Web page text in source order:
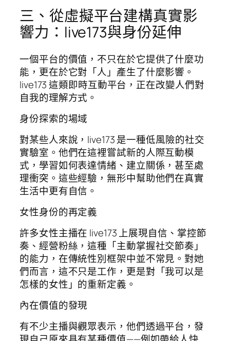
三、從虛擬平台建構真實影
響力：live173與身份延伸
一個平台的價值，不只在於它提供了什麼功
能，更在於它對「人」產生了什麼影響。
live173 這類即時互動平台，正在改變人們對
自我的理解方式。
身份探索的場域
對某些人來說，live173 是一種低風險的社交
實驗室。他們在這裡嘗試新的人際互動模
式，學習如何表達情緒、建立關係，甚至處
理衝突。這些經驗，無形中幫助他們在真實
生活中更有自信。
女性身份的再定義
許多女性主播在 live173 上展現自信、掌控節
奏、經營粉絲，這種「主動掌握社交節奏」
的能力，在傳統性別框架中並不常見。對她
們而言，這不只是工作，更是對「我可以是
怎樣的女性」的重新定義。
內在價值的發現
有不少主播與觀眾表示，他們透過平台，發